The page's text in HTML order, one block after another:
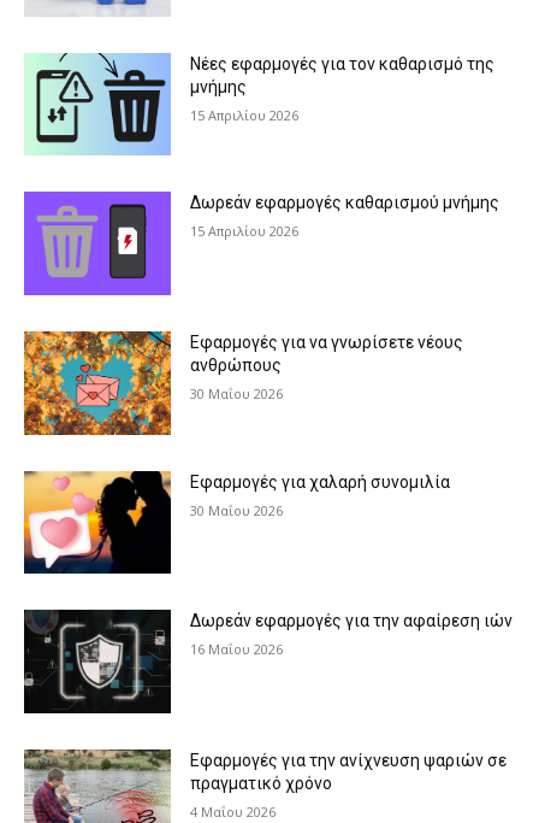
Νέες εφαρμογές για τον καθαρισμό της
μνήμης
15 Απριλίου 2026
Δωρεάν εφαρμογές καθαρισμού μνήμης
15 Απριλίου 2026
Εφαρμογές για να γνωρίσετε νέους
ανθρώπους
30 Μαΐου 2026
Εφαρμογές για χαλαρή συνομιλία
30 Μαΐου 2026
Δωρεάν εφαρμογές για την αφαίρεση ιών
16 Μαΐου 2026
Εφαρμογές για την ανίχνευση ψαριών σε
πραγματικό χρόνο
4 Μαΐου 2026